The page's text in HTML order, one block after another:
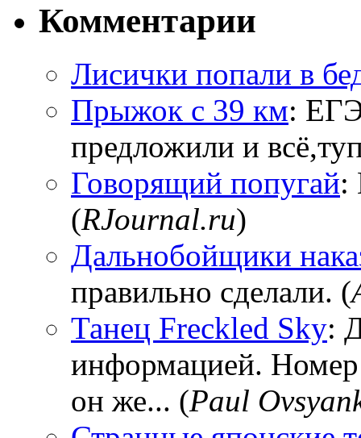
Комментарии
Лисички попали в
Прыжок с 39 км:
предложили и
Говорящий попугай:
(RJournal.ru)
Дальнобойщики
правильно сделали. (
Танец Freckled Sky:
информацией.
он же... (Paul